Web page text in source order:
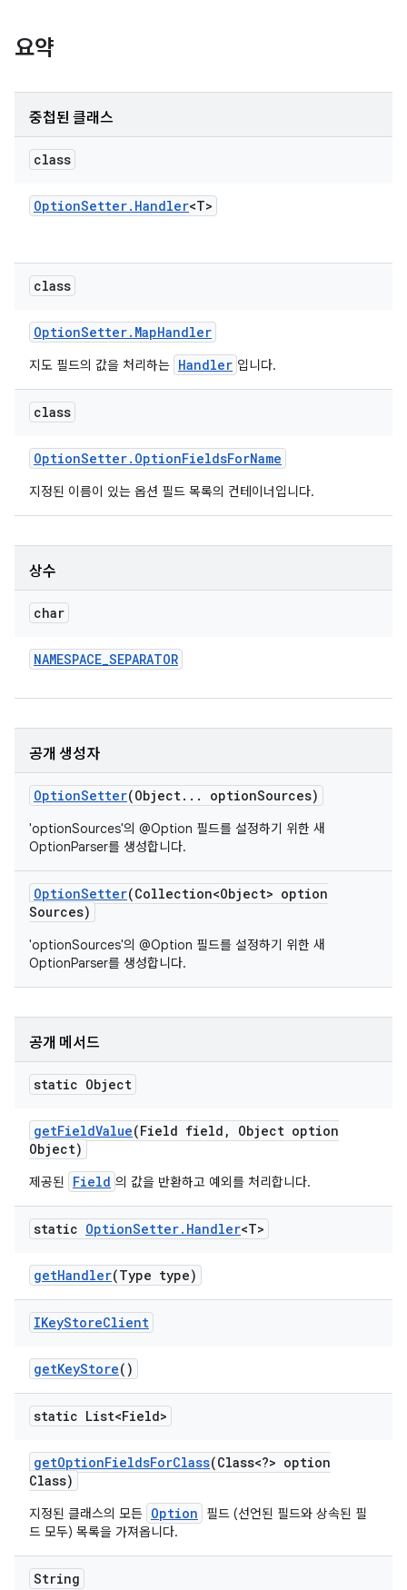
요약
중첩된 클래스
class
OptionSetter. Handler<T>
class
OptionSetter. MapHandler
지도 필드의 값을 처리하는 Handler 입니다.
class
OptionSetter. OptionFieldsForName
지정된 이름이 있는 옵션 필드 목록의 컨테이너입니다.
상수
char
NAMESPACE_SEPARATOR
공개 생성자
OptionSetter(Object. . . optionSources)
'optionSources'의 @Option 필드를 설정하기 위한 새
OptionParser를 생성합니다.
OptionSetter(Collection<Object> option
Sources)
'optionSources'의 @Option 필드를 설정하기 위한 새
OptionParser를 생성합니다.
공개 메서드
static Object
getFieldValue(Field field ,
Object option
Object)
제공된 Field 의 값을 반환하고 예외를 처리합니다.
static OptionSetter. Handler<T>
getHandler(Type type)
IKeyStoreClient
getKeyStore()
static List<Field>
getOptionFieldsForClass(Class<?> option
Class)
지정된 클래스의 모든 Option
필드 (선언된 필드와 상속된 필
드 모두) 목록을 가져옵니다.
String